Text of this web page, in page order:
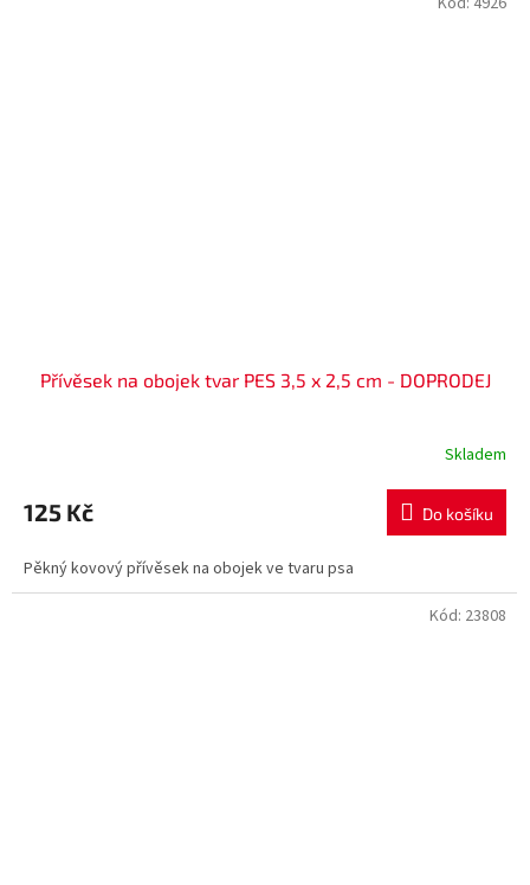
Přívěsek na obojek tvar PES 3,5 x 2,5 cm - DOPRODEJ
Skladem
125 Kč Do košíku
Pěkný kovový přívěsek na obojek ve tvaru psa
Kód: 23808